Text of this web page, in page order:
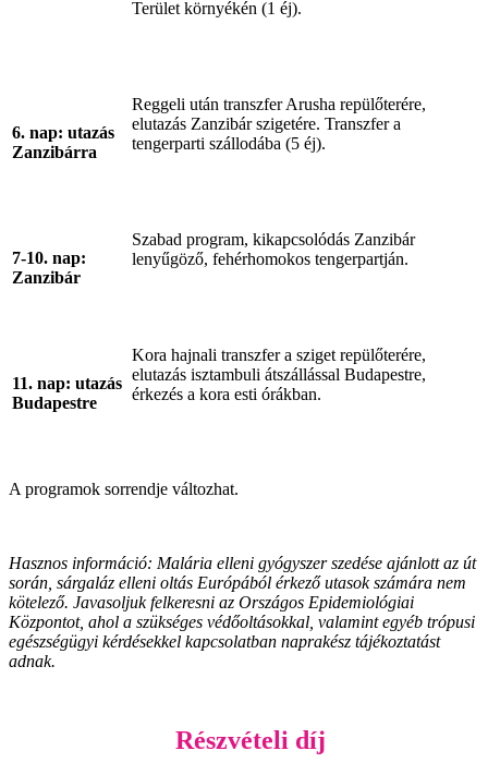
Terület környékén (1 éj).
6. nap: utazás
Zanzibárra
Reggeli után transzfer Arusha repülőterére,
elutazás Zanzibár szigetére. Transzfer a
tengerparti szállodába (5 éj).
7-10. nap:
Zanzibár
Szabad program, kikapcsolódás Zanzibár
lenyűgöző, fehérhomokos tengerpartján.
11. nap: utazás
Budapestre
Kora hajnali transzfer a sziget repülőterére,
elutazás isztambuli átszállással Budapestre,
érkezés a kora esti órákban.
A programok sorrendje változhat.
Hasznos információ: Malária elleni gyógyszer szedése ajánlott az út
során, sárgaláz elleni oltás Európából érkező utasok számára nem
kötelező. Javasoljuk felkeresni az Országos Epidemiológiai
Központot, ahol a szükséges védőoltásokkal, valamint egyéb trópusi
egészségügyi kérdésekkel kapcsolatban naprakész tájékoztatást
adnak.
Részvételi díj